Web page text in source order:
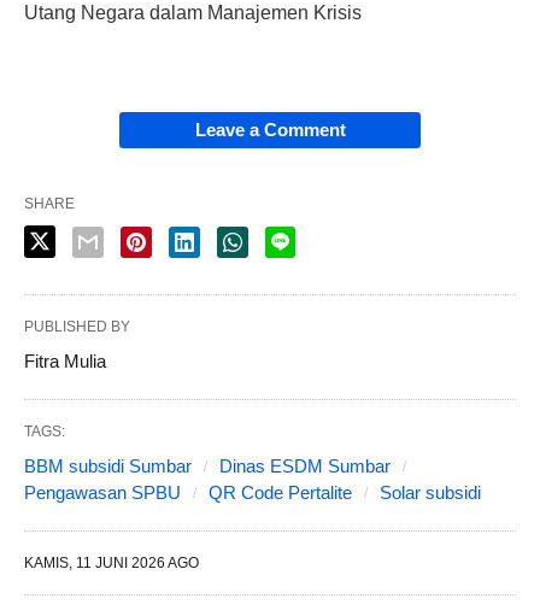
Utang Negara dalam Manajemen Krisis
Leave a Comment
SHARE
PUBLISHED BY
Fitra Mulia
TAGS:
BBM subsidi Sumbar
Dinas ESDM Sumbar
Pengawasan SPBU
QR Code Pertalite Solar subsidi
KAMIS, 11 JUNI 2026 AGO